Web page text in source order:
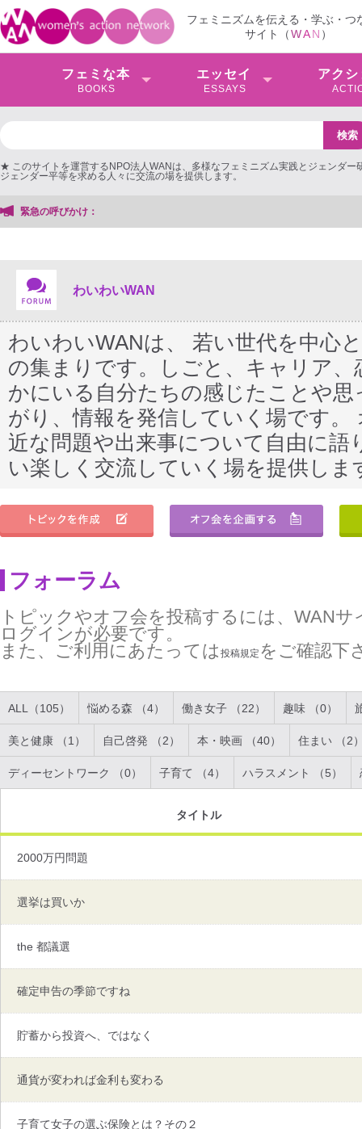
フェミニズムを伝える・学ぶ・つ
サイト（WAN ）
フェミな本
BOOKS
エッセイ
ESSAYS
アクシ
★ このサイトを運営するNPO法人WANは、多様なフェミニズム実践とジェンダー
ジェンダー平等を求める人々に交流の場を提供します。
緊急の呼びかけ：
わいわいWAN
わいわいWANは、 若い世代を中心
の集まりです。しごと、キャリア
かにいる自分たちの感じたことや
がり、情報を発信していく場です
近な問題や出来事について自由に
い楽しく交流していく場を提供しま
フォーラム
トピックやオフ会を投稿するには、WAN
ログインが必要です。
また、ご利用にあたっては 投稿規定 をご確認下
ALL（105） 悩める森 （4） 働き女子 （22） 趣味 （0）
美と健康 （1） 自己啓発 （2） 本・映画 （40） 住まい （2
ディーセントワーク （0） 子育て （4） ハラスメント （5）
タイトル
2000万円問題
選挙は買いか
the 都議選
確定申告の季節ですね
貯蓄から投資へ、ではなく
通貨が変われば金利も変わる
子育て女子の選ぶ保険とは？その２